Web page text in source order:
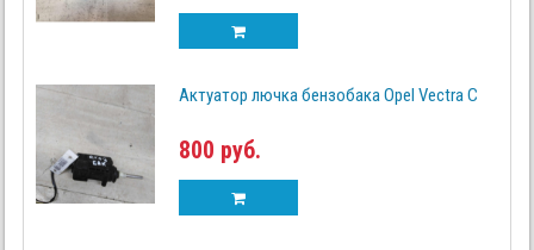
Актуатор лючка бензобака Opel Vectra C
800 руб.